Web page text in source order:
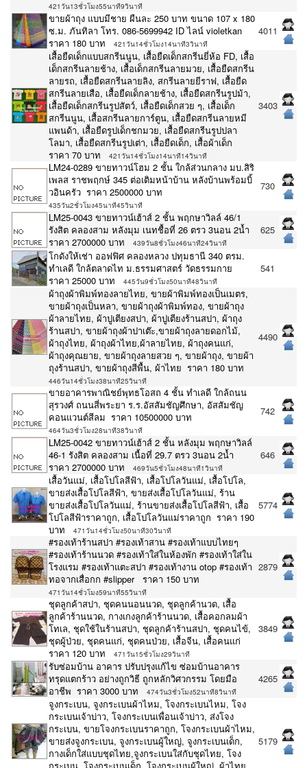
421วัน13ชั่วโมง55นาที9วินาที
ขายผ้าถุง แบบมีชาย ผืนละ 250 บาท ขนาด 107 x 180
ซ.ม. ภันทิลา โทร. 086-5699942 ID ไลน์ violetkan
ราคา 180 บาท
421วัน14ชั่วโมง14นาที3วินาที
4011
เสื้อยืดเด็กแบบสกรีนนูน, เสื้อยืดเด็กสกรีนยี่ห้อ FD, เสื้อ
เด็กสกรีนลายช้าง, เสื้อเด็กสกรีนลายมวย, เสื้อยืดสกรีน
ลายรถ, เสื้อยืดสกรีนลายลิง, สกรีนลายยีราฟ, เสื้อยืด
สกรีนลายเสือ, เสื้อยืดเด็กลายช้าง, เสื้อยืดสกรีนรูปม้า,
เสื้อยืดเด็กสกรีนรูปสัตว์, เสื้อยืดเด็กสวย ๆ, เสื้อเด็ก
สกรีนนูน, เสื้อสกรีนลายการ์ตูน, เสื้อยืดสกรีนลายหมี
แพนด้า, เสื้อยืดรูปเด็กชกมวย, เสื้อยืดสกรีนรูปปลา
โลมา, เสื้อยืดสกรีนรูปเต่า, เสื้อยืดเด็ก, เสื้อผ้าเด็ก
ราคา 70 บาท
421วัน14ชั่วโมง14นาที14วินาที
3403
LM24-0289 ขายทาวน์โฮม 2 ชั้น ใกล้ส่วนกลาง มบ.สิริ
เพลส ราชพฤกษ์ 345 ต่อเติมหน้าบ้าน หลังบ้านพร้อมบิ้
วอินครัว ราคา 2500000 บาท
435วัน2ชั่วโมง45นาที45วินาที
730
LM25-0043 ขายทาวน์เฮ้าส์ 2 ชั้น พฤกษาวิลล์ 46/1
รังสิต คลองสาม หลังมุม เนทชื้อที่ 26 ตรว 3นอน 2น้ำ
ราคา 2700000 บาท
439วัน8ชั่วโมง46นาที24วินาที
625
โกดังให้เช่า ออฟฟิศ คลองหลวง ปทุมธานี 340 ตรม.
ทำเลดี ใกล้ตลาดไท ม.ธรรมศาสตร์ วัดธรรมกาย
ราคา 25000 บาท
445วัน9ชั่วโมง50นาที48วินาที
541
ผ้าถุงผ้าพิมพ์ทองลายไทย, ขายผ้าพิมพ์ทองเป็นเมตร,
ขายผ้าถุงเป็นหลา, ขายผ้าถุงผ้าพิมพ์ทอง, ขายผ้าถุง
ผ้าลายไทย, ผ้าปูเตียงสปา, ผ้าปูเตียงร้านสปา, ผ้าถุง
ร้านสปา, ขายผ้าถุงผ้าปาเต๊ะ,ขายผ้าถุงลายดอกไม้,
ผ้าถุงไทย, ผ้าถุงผ้าไทย,ผ้าลายไทย, ผ้าถุงคนแก่,
ผ้าถุงคุณยาย, ขายผ้าถุงลายสวย ๆ, ขายผ้าถุง, ขายผ้า
ถุงร้านสปา, ขายผ้าถุงสีพื้น, ผ้าไทย ราคา 180 บาท
446วัน14ชั่วโมง38นาที25วินาที
4490
ขายอาคารพาณิชย์พุทธโอสถ 4 ชั้น ทำเลดี ใกล้ถนน
สุรวงศ์ ถนนสี่พระยา ร.ร.อัสสัมชัญศึกษา, อัสสัมชัญ
คอนแวนต์สีลม ราคา 10500000 บาท
464วัน3ชั่วโมง28นาที38วินาที
742
LM25-0042 ขายทาวน์เฮ้าส์ 2 ชั้น หลังมุม พฤกษาวิลล์
46-1 รังสิต คลองสาม เนื้อที่ 29.7 ตรว 3นอน 2น้ำ
ราคา 2700000 บาท
469วัน5ชั่วโมง48นาที1วินาที
646
เสื้อวันแม่, เสื้อโปโลสีฟ้า, เสื้อโปโลวันแม่, เสื้อโปโล,
ขายส่งเสื้อโปโลสีฟ้า, ขายส่งเสื้อโปโลวันแม่, ร้าน
ขายส่งเสื้อโปโลวันแม่, ร้านขายส่งเสื้อโปโลสีฟ้า, เสื้อ
โปโลสีฟ้าราคาถูก, เสื้อโปโลวันแม่ราคาถูก ราคา 190
บาท
471วัน14ชั่วโมง50นาที30วินาที
5774
#รองเท้าร้านสปา #รองเท้าสาน #รองเท้าแบบไทยๆ
#รองเท้าร้านนวด #รองเท้าใส่ในห้องพัก #รองเท้าใส่ใน
โรงแรม #รองเท้าแตะสปา #รองเท้างาน otop #รองเท้า
ทอจากเสื่อกก #slipper ราคา 150 บาท
471วัน14ชั่วโมง59นาที55วินาที
2879
ชุดลูกค้าสปา, ชุดคนนอนนวด, ชุดลูกค้านวด, เสื้อ
ลูกค้าร้านนวด, กางเกงลูกค้าร้านนวด, เสื้อคอกลมผ้า
โทเล, ชุดใช้ในร้านสปา, ชุดลูกค้าร้านสปา, ชุดคนไข้,
ชุดผู้ป่วย, ชุดคนแก่, ชุดคนป่วย, เสื้อจีน, เสื้อคนแก่
ราคา 120 บาท
471วัน15ชั่วโมง29วินาที
3849
รับซ่อมบ้าน อาคาร ปรับปรุงแก้ไข ซ่อมบ้านอาคาร
ทรุดแตกร้าว อย่างถูกวิธี ถูกหลักวิศวกรรม โดยมือ
อาชีพ ราคา 3000 บาท
474วัน3ชั่วโมง52นาที8วินาที
4265
จูงกระเบน, จูงกระเบนผ้าไหม, โจงกระเบนไหม, โจง
กระเบนเจ้าบ่าว, โจงกระเบนเพื่อนเจ้าบ่าว, ส่งโจง
กระเบน, ขายโจงกระเบนราคาถูก, โจงกระเบนผ้าไหม,
ขายส่งจูงกระเบน, จูงกระเบนผู้ใหญ่, จูงกระเบนเด็ก,
กางเด็กใส่แบบชุดไทย,จูงกระเบนใส่กับชุดไทย, โจง
5179